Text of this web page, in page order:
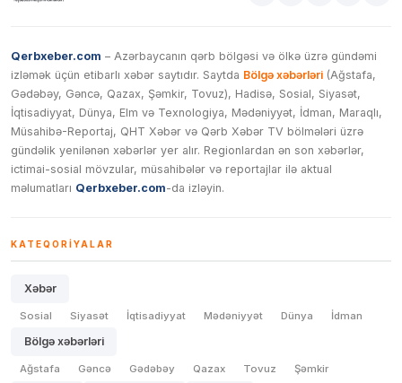
Qerbxeber.com – Azərbaycanın qərb bölgəsi və ölkə üzrə gündəmi
izləmək üçün etibarlı xəbər saytıdır. Saytda Bölgə xəbərləri (Ağstafa,
Gədəbəy, Gəncə, Qazax, Şəmkir, Tovuz), Hadisə, Sosial, Siyasət,
İqtisadiyyat, Dünya, Elm və Texnologiya, Mədəniyyət, İdman, Maraqlı,
Müsahibə-Reportaj, QHT Xəbər və Qərb Xəbər TV bölmələri üzrə
gündəlik yenilənən xəbərlər yer alır. Regionlardan ən son xəbərlər,
ictimai-sosial mövzular, müsahibələr və reportajlar ilə aktual
məlumatları Qerbxeber.com-da izləyin.
KATEQORIYALAR
Xəbər
Sosial Siyasət İqtisadiyyat Mədəniyyət Dünya İdman
Bölgə xəbərləri
Ağstafa Gəncə Gədəbəy Qazax Tovuz Şəmkir